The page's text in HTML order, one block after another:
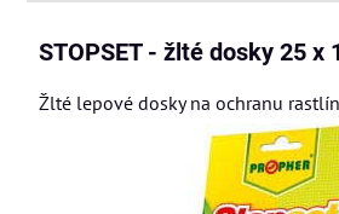
STOPSET - žlté dosky 25 x
Žlté lepové dosky na ochranu